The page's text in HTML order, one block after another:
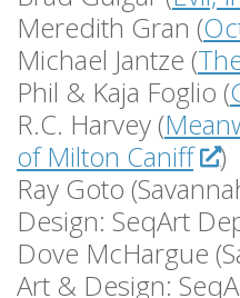
Meredith Gran (
Michael Jantze (
Phil & Kaja Foglio (
R.C. Harvey (
of Milton Caniff
)
Ray Goto
Design: SeqArt
Dove McHargue
Art & Design: